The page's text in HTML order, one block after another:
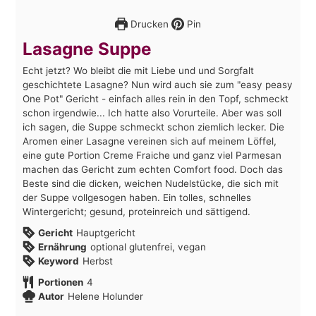
Drucken Pin
Lasagne Suppe
Echt jetzt? Wo bleibt die mit Liebe und und Sorgfalt
geschichtete Lasagne? Nun wird auch sie zum "easy peasy
One Pot" Gericht - einfach alles rein in den Topf, schmeckt
schon irgendwie... Ich hatte also Vorurteile. Aber was soll
ich sagen, die Suppe schmeckt schon ziemlich lecker. Die
Aromen einer Lasagne vereinen sich auf meinem Löffel,
eine gute Portion Creme Fraiche und ganz viel Parmesan
machen das Gericht zum echten Comfort food. Doch das
Beste sind die dicken, weichen Nudelstücke, die sich mit
der Suppe vollgesogen haben. Ein tolles, schnelles
Wintergericht; gesund, proteinreich und sättigend.
Gericht Hauptgericht
Ernährung optional glutenfrei, vegan
Keyword Herbst
Portionen 4
Autor Helene Holunder